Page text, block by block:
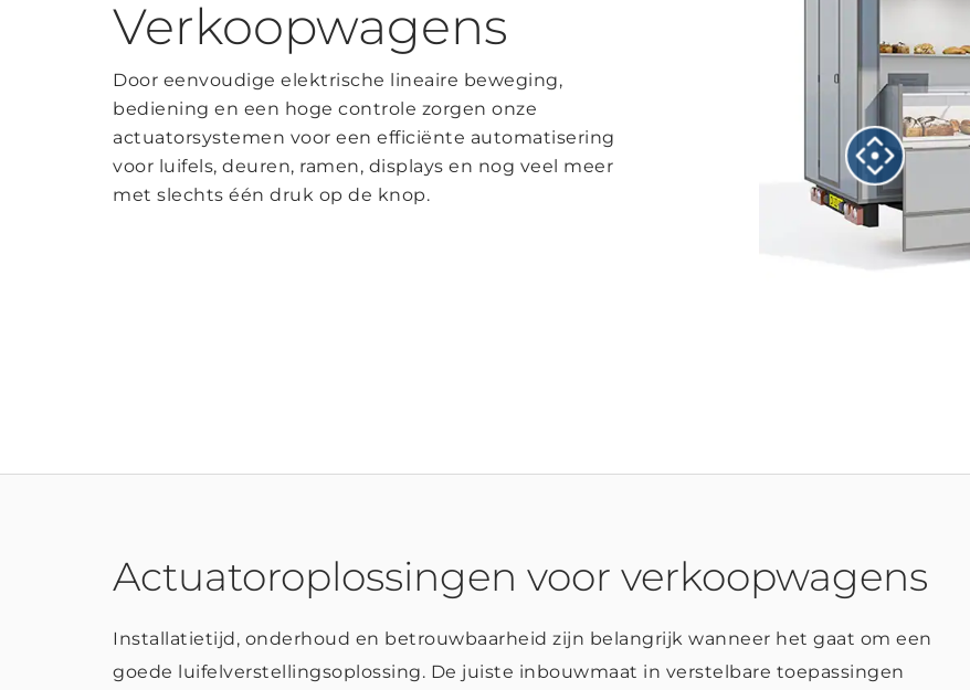
Verkoopwagens
Door eenvoudige elektrische lineaire beweging,
bediening en een hoge controle zorgen onze
actuatorsystemen voor een efficiënte automatisering
voor luifels, deuren, ramen, displays en nog veel meer
met slechts één druk op de knop.
Actuatoroplossingen voor verkoopwagens
Installatietijd, onderhoud en betrouwbaarheid zijn belangrijk wanneer het gaat om een
goede luifelverstellingsoplossing. De juiste inbouwmaat in verstelbare toepassingen